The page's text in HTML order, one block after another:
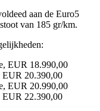
aan de Euro5
van 185 gr/km.
EUR 18.990,00
EUR 20.390,00
EUR 20.990,00
EUR 22.390,00